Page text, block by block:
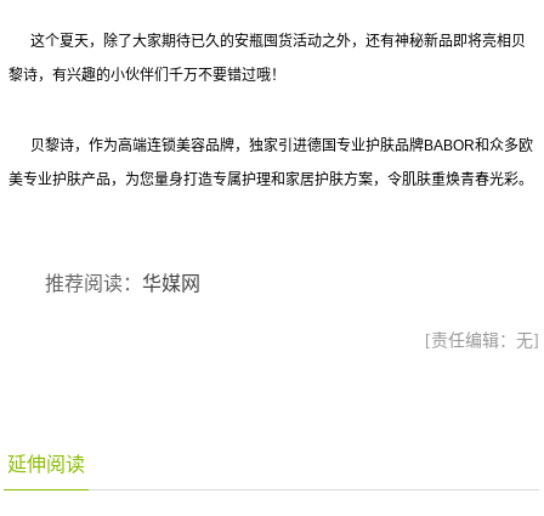
这个夏天，除了大家期待已久的安瓶囤货活动之外，还有神秘新品即将亮相贝
黎诗，有兴趣的小伙伴们千万不要错过哦！
贝黎诗，作为高端连锁美容品牌，独家引进德国专业护肤品牌BABOR和众多欧
美专业护肤产品，为您量身打造专属护理和家居护肤方案，令肌肤重焕青春光彩。
推荐阅读：华媒网
[责任编辑：无]
延伸阅读